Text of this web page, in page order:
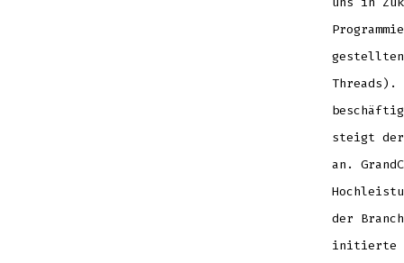
gestellten
Threads).
steigt der
an.
der
initierte